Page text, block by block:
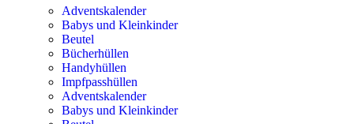
Adventskalender
Babys und Kleinkinder
Beutel
Bücherhüllen
Handyhüllen
Impfpasshüllen
Adventskalender
Babys und Kleinkinder